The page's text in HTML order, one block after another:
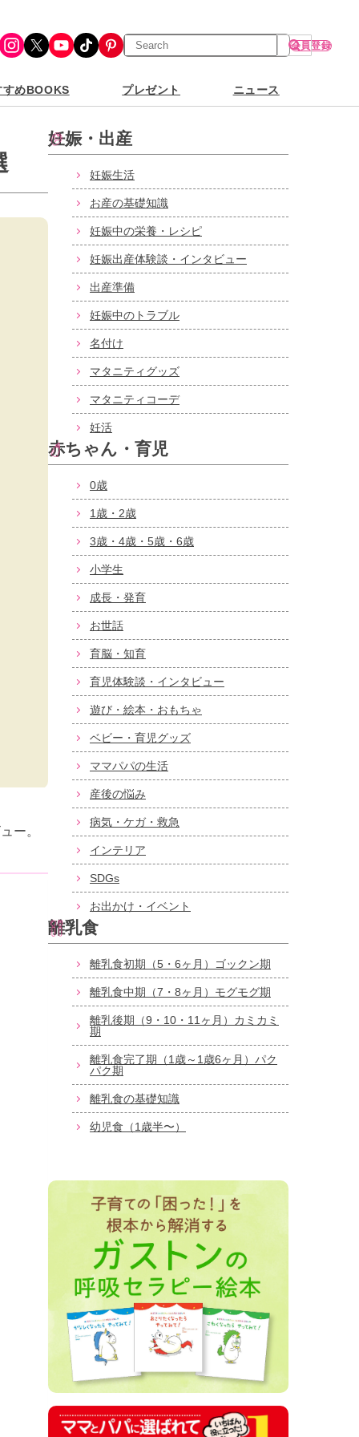
Instagram X YouTube TikTok Pinterest
検
索
会員登録
すめBOOKS プレゼント ニュース
ー。
妊娠・出産
妊娠生活
お産の基礎知識
妊娠中の栄養・レシピ
妊娠出産体験談・インタビュー
出産準備
妊娠中のトラブル
名付け
マタニティグッズ
マタニティコーデ
妊活
赤ちゃん・育児
0歳
1歳・2歳
3歳・4歳・5歳・6歳
小学生
成長・発育
お世話
育脳・知育
育児体験談・インタビュー
遊び・絵本・おもちゃ
ベビー・育児グッズ
ママパパの生活
産後の悩み
病気・ケガ・救急
インテリア
SDGs
お出かけ・イベント
離乳食
離乳食初期（5・6ヶ月）ゴックン期
離乳食中期（7・8ヶ月）モグモグ期
離乳後期（9・10・11ヶ月）カミカミ
期
離乳食完了期（1歳～1歳6ヶ月）パク
パク期
離乳食の基礎知識
幼児食（1歳半〜）